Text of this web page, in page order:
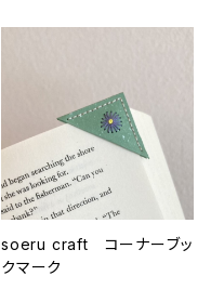
soeru craft コーナーブッ
クマーク